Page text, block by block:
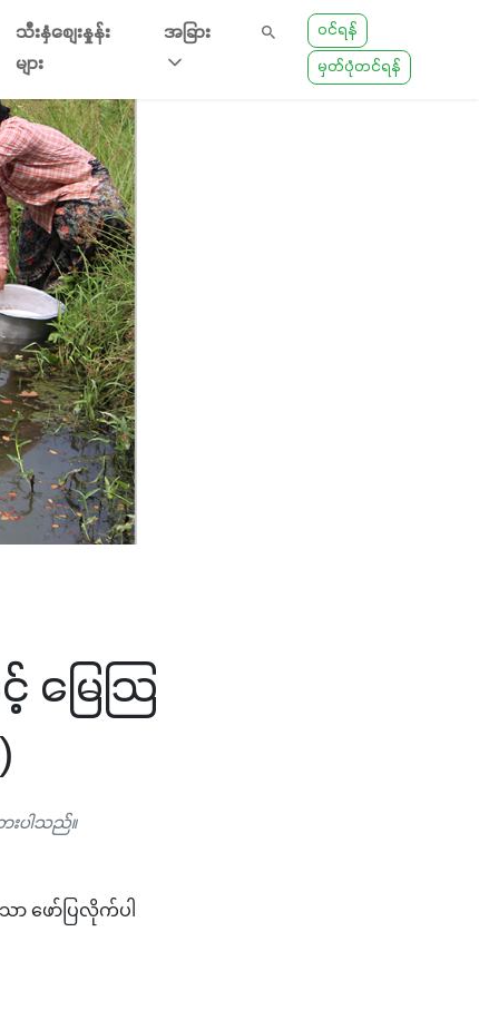
သီးနှံစျေးနှုန်း
များ
အခြား
ဝင်ရန်
မှတ်ပုံတင်ရန်
မြေသြ
းပါသည်။
ာ ဖော်ပြလိုက်ပါ